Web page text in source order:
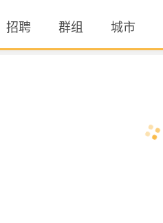
招聘 群组 城市